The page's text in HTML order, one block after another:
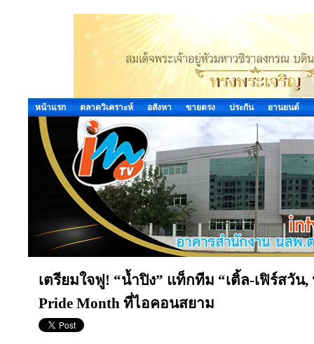
หน้าแรก ตลาดวิเคราะห์ อสังหา ขายตรง ประกัน ยานยนต์
เตรียมใจฟู! “น้ำปิง” แท็กทีม “เติ้ล-เฟิร์สวั
Pride Month ที่ไอคอนสยาม